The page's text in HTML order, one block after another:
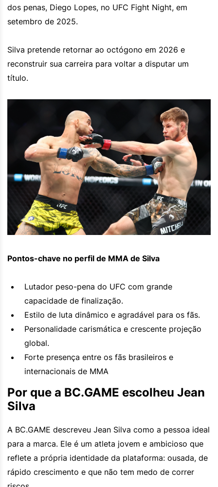
dos penas, Diego Lopes, no UFC Fight Night, em
setembro de 2025.
Silva pretende retornar ao octógono em 2026 e
reconstruir sua carreira para voltar a disputar um
título.
Pontos-chave no perfil de MMA de Silva
Lutador peso-pena do UFC com grande
capacidade de finalização.
Estilo de luta dinâmico e agradável para os fãs.
Personalidade carismática e crescente projeção
global.
Forte presença entre os fãs brasileiros e
internacionais de MMA
Por que a BC.GAME escolheu Jean
Silva
A BC.GAME descreveu Jean Silva como a pessoa ideal
para a marca. Ele é um atleta jovem e ambicioso que
reflete a própria identidade da plataforma: ousada, de
rápido crescimento e que não tem medo de correr